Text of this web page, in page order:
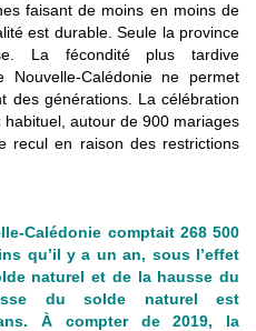
faisant de moins en moins de
est durable. Seule la province
La fécondité plus tardive
Nouvelle-Calédonie ne permet
des générations. La célébration
autour de 900 mariages
recul en raison des restrictions
Calédonie comptait 268 500
qu’il y a un an, sous l’effet
naturel et de la hausse du
du solde naturel est
À compter de 2019, la